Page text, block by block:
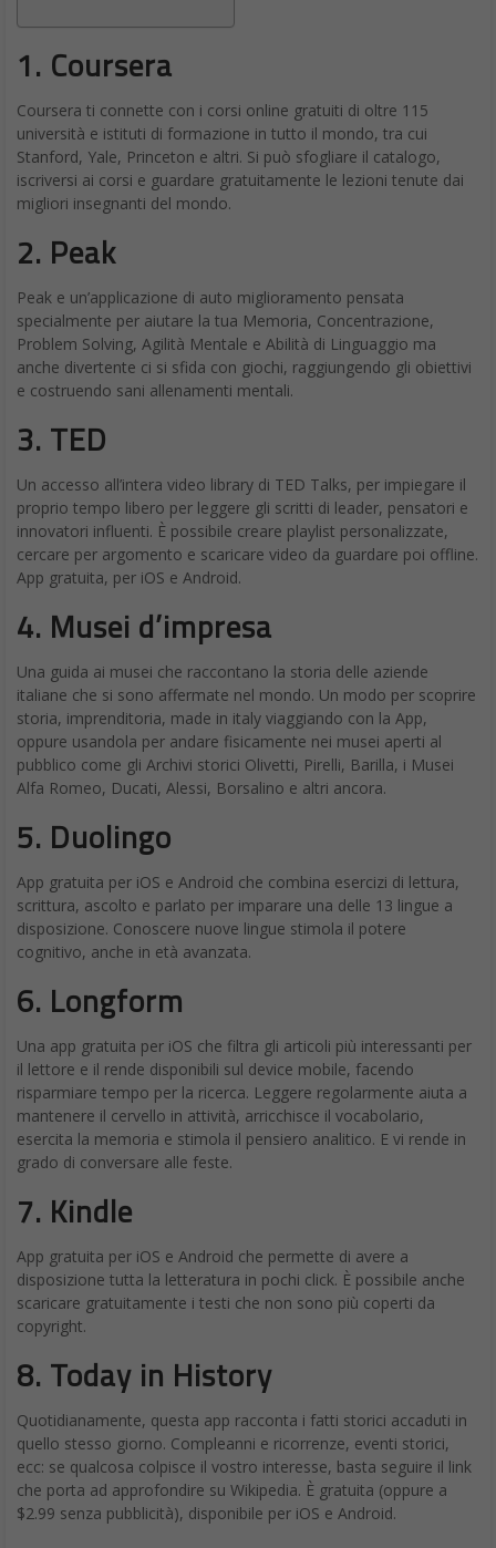
1. Coursera
Coursera ti connette con i corsi online gratuiti di oltre 115
università e istituti di formazione in tutto il mondo, tra cui
Stanford, Yale, Princeton e altri. Si può sfogliare il catalogo,
iscriversi ai corsi e guardare gratuitamente le lezioni tenute dai
migliori insegnanti del mondo.
2. Peak
Peak e un’applicazione di auto miglioramento pensata
specialmente per aiutare la tua Memoria, Concentrazione,
Problem Solving, Agilità Mentale e Abilità di Linguaggio ma
anche divertente ci si sfida con giochi, raggiungendo gli obiettivi
e costruendo sani allenamenti mentali.
3. TED
Un accesso all’intera video library di TED Talks, per impiegare il
proprio tempo libero per leggere gli scritti di leader, pensatori e
innovatori influenti. È possibile creare playlist personalizzate,
cercare per argomento e scaricare video da guardare poi offline.
App gratuita, per iOS e Android.
4. Musei d’impresa
Una guida ai musei che raccontano la storia delle aziende
italiane che si sono affermate nel mondo. Un modo per scoprire
storia, imprenditoria, made in italy viaggiando con la App,
oppure usandola per andare fisicamente nei musei aperti al
pubblico come gli Archivi storici Olivetti, Pirelli, Barilla, i Musei
Alfa Romeo, Ducati, Alessi, Borsalino e altri ancora.
5. Duolingo
App gratuita per iOS e Android che combina esercizi di lettura,
scrittura, ascolto e parlato per imparare una delle 13 lingue a
disposizione. Conoscere nuove lingue stimola il potere
cognitivo, anche in età avanzata.
6. Longform
Una app gratuita per iOS che filtra gli articoli più interessanti per
il lettore e il rende disponibili sul device mobile, facendo
risparmiare tempo per la ricerca. Leggere regolarmente aiuta a
mantenere il cervello in attività, arricchisce il vocabolario,
esercita la memoria e stimola il pensiero analitico. E vi rende in
grado di conversare alle feste.
7. Kindle
App gratuita per iOS e Android che permette di avere a
disposizione tutta la letteratura in pochi click. È possibile anche
scaricare gratuitamente i testi che non sono più coperti da
copyright.
8. Today in History
Quotidianamente, questa app racconta i fatti storici accaduti in
quello stesso giorno. Compleanni e ricorrenze, eventi storici,
ecc: se qualcosa colpisce il vostro interesse, basta seguire il link
che porta ad approfondire su Wikipedia. È gratuita (oppure a
$2.99 senza pubblicità), disponibile per iOS e Android.